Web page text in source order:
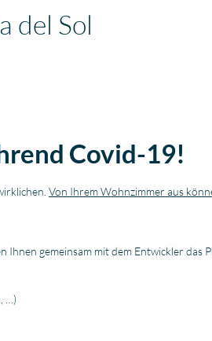
del Sol
Covid-19!
Von Ihrem Wohnzimmer aus
gemeinsam mit dem Entwickler das
…)